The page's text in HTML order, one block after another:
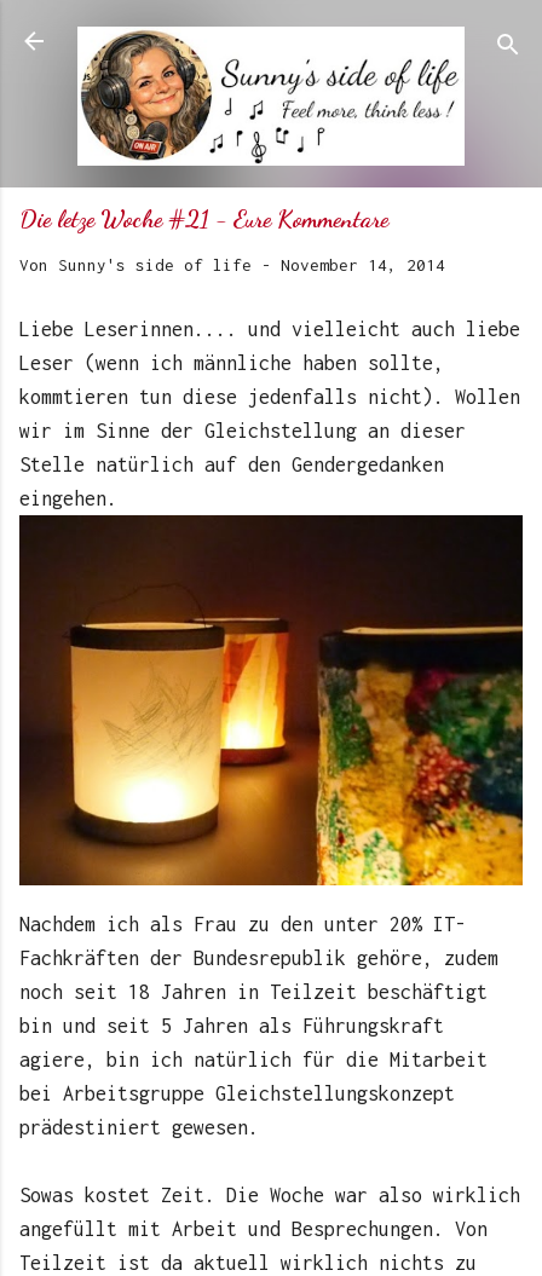
Direkt zum Hauptbereich
Die letze Woche #21 - Eure Kommentare
Von Sunny's side of life - November 14, 2014
Liebe Leserinnen.... und vielleicht auch liebe
Leser (wenn ich männliche haben sollte,
kommtieren tun diese jedenfalls nicht). Wollen
wir im Sinne der Gleichstellung an dieser
Stelle natürlich auf den Gendergedanken
eingehen.
Nachdem ich als Frau zu den unter 20% IT-
Fachkräften der Bundesrepublik gehöre, zudem
noch seit 18 Jahren in Teilzeit beschäftigt
bin und seit 5 Jahren als Führungskraft
agiere, bin ich natürlich für die Mitarbeit
bei Arbeitsgruppe Gleichstellungskonzept
prädestiniert gewesen.
Sowas kostet Zeit. Die Woche war also wirklich
angefüllt mit Arbeit und Besprechungen. Von
Teilzeit ist da aktuell wirklich nichts zu